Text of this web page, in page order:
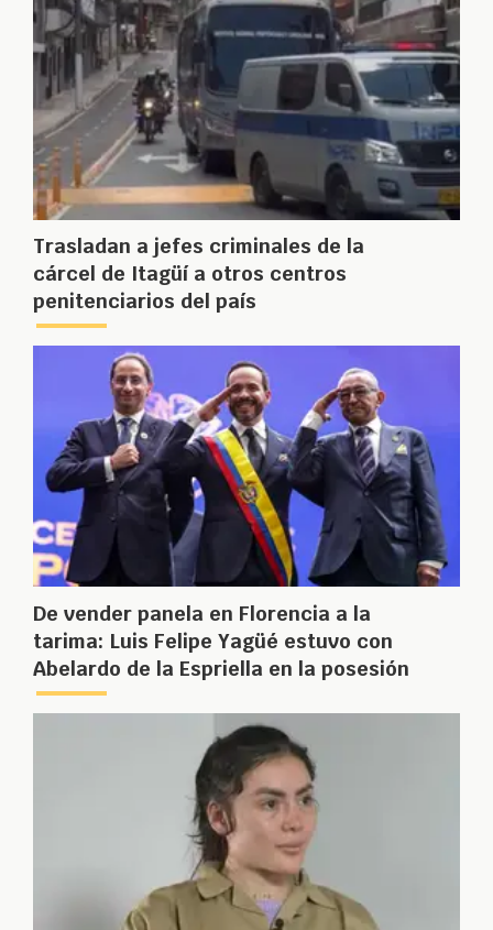
Trasladan a jefes criminales de la
cárcel de Itagüí a otros centros
penitenciarios del país
De vender panela en Florencia a la
tarima: Luis Felipe Yagüé estuvo con
Abelardo de la Espriella en la posesión